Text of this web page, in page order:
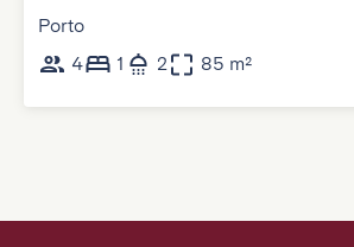
Porto
4
1 2 85 m²